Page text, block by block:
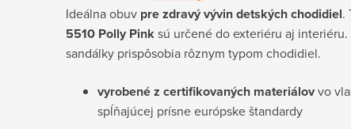
Ideálna obuv pre zdravý vývin detských chodidiel.
5510 Polly Pinksú určené do exteriéru aj interiéru.
sandálky prispôsobia rôznym typom chodidiel.
vyrobené z certifikovaných materiálovvo
spĺňajúcej prísne európske štandardy